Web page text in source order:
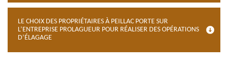
LE CHOIX DES PROPRIÉTAIRES À PEILLAC PORTE SUR
L’ENTREPRISE PROLAGUEUR POUR RÉALISER DES OPÉRATIONS
D’ÉLAGAGE